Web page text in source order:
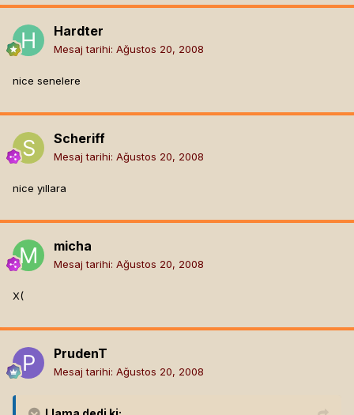
Hardter
Mesaj tarihi: Ağustos 20, 2008
nice senelere
Scheriff
Mesaj tarihi: Ağustos 20, 2008
nice yıllara
micha
Mesaj tarihi: Ağustos 20, 2008
X(
PrudenT
Mesaj tarihi: Ağustos 20, 2008